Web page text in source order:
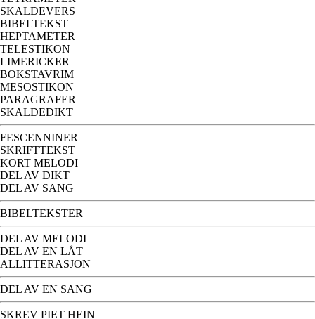
SKALDEVERS
BIBELTEKST
HEPTAMETER
TELESTIKON
LIMERICKER
BOKSTAVRIM
MESOSTIKON
PARAGRAFER
SKALDEDIKT
FESCENNINER
SKRIFTTEKST
KORT MELODI
DEL AV DIKT
DEL AV SANG
BIBELTEKSTER
DEL AV MELODI
DEL AV EN LÅT
ALLITTERASJON
DEL AV EN SANG
SKREV PIET HEIN